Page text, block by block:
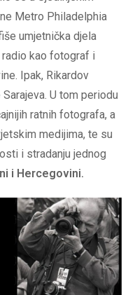
Metro Philadelphia
umjetnička djela
radio kao fotograf i
Ipak, Rikardov
U tom periodu
ratnih fotografa, a
medijima, te su
i stradanju jednog
i Hercegovini.